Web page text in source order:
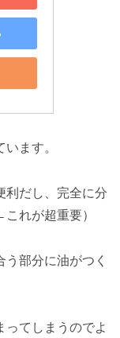
ます。
利だし、完全に分
れが超重要）
部分に油がつく
ってしまうのでよ